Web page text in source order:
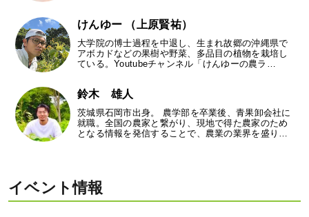
けんゆー （上原賢祐）
大学院の博士過程を中退し、生まれ故郷の沖縄県で
アボカドなどの果樹や野菜、多品目の植物を栽培し
ている。Youtubeチャンネル「けんゆーの農ラ…
鈴木 雄人
茨城県石岡市出身。 農学部を卒業後、青果卸会社に
就職。全国の農家と繋がり、現地で得た農家のため
となる情報を発信することで、農業の業界を盛り…
イベント情報